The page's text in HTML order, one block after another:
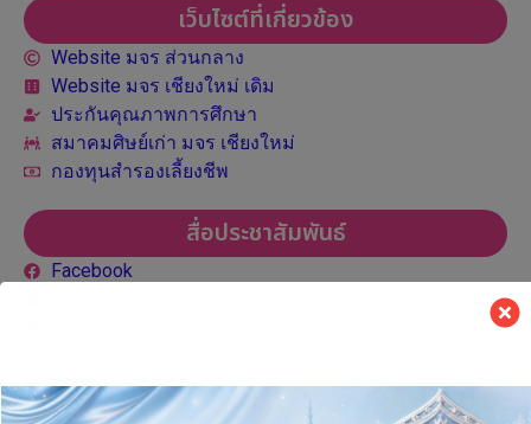
เว็บไซต์ที่เกี่ยวข้อง
Website มจร ส่วนกลาง
Website มจร เชียงใหม่ เดิม
ประกันคุณภาพการศึกษา
สมาคมศิษย์เก่า มจร เชียงใหม่
กองทุนสำรองเลี้ยงชีพ
สื่อประชาสัมพันธ์
Facebook
ไทยนิวส์